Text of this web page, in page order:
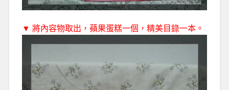
▼ 將內容物取出，蘋果蛋糕一個，精美目錄一本。